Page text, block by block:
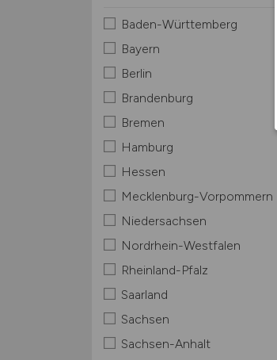
Baden-Württemberg
Bayern
Berlin
Brandenburg
Bremen
Hamburg
Hessen
Mecklenburg-Vorpommern
Niedersachsen
Nordrhein-Westfalen
Rheinland-Pfalz
Saarland
Sachsen
Sachsen-Anhalt